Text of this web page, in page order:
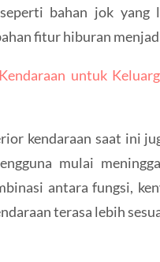
bahan jok yang
fitur hiburan
Kendaraan untuk
kendaraan saat ini
mulai
antara fungsi,
terasa lebih